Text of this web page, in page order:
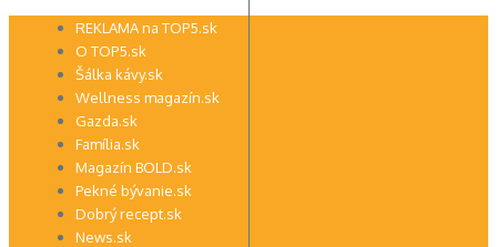
Preskočiť REKLAMA na TOP5.sk
O TOP5.sk
Šálka kávy.sk
Wellness magazín.sk
Gazda.sk
Família.sk
Magazín BOLD.sk
Pekné bývanie.sk
Dobrý recept.sk
News.sk